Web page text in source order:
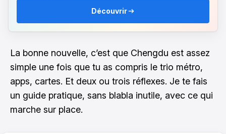
Découvrir
La bonne nouvelle, c’est que Chengdu est assez
simple une fois que tu as compris le trio métro,
apps, cartes. Et deux ou trois réflexes. Je te fais
un guide pratique, sans blabla inutile, avec ce qui
marche sur place.